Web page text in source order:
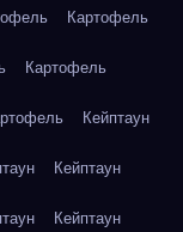
Картофель
Картофель
Кейптаун
Кейптаун
Кейптаун